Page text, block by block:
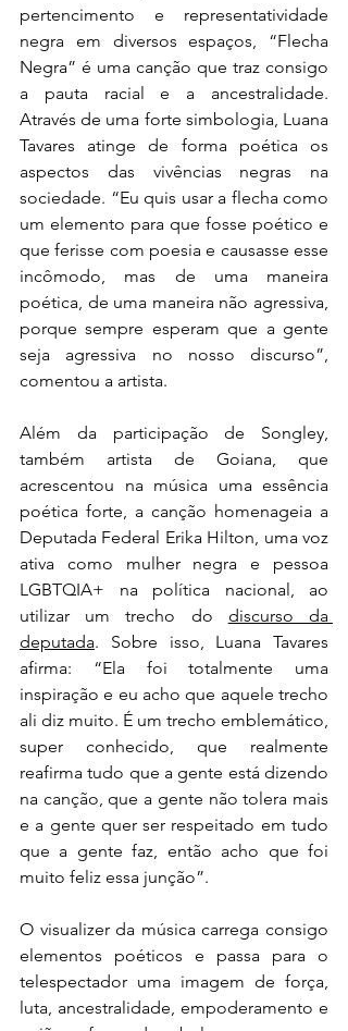
pertencimento e representatividade
negra em diversos espaços, “Flecha
Negra” é uma canção que traz consigo
a pauta racial e a ancestralidade.
Através de uma forte simbologia, Luana
Tavares atinge de forma poética os
aspectos das vivências negras na
sociedade. “Eu quis usar a flecha como
um elemento para que fosse poético e
que ferisse com poesia e causasse esse
incômodo, mas de uma maneira
poética, de uma maneira não agressiva,
porque sempre esperam que a gente
seja agressiva no nosso discurso”,
comentou a artista.
Além da participação de Songley,
também artista de Goiana, que
acrescentou na música uma essência
poética forte, a canção homenageia a
Deputada Federal Erika Hilton, uma voz
ativa como mulher negra e pessoa
LGBTQIA+ na política nacional, ao
utilizar um trecho do discurso da
deputada. Sobre isso, Luana Tavares
afirma: “Ela foi totalmente uma
inspiração e eu acho que aquele trecho
ali diz muito. É um trecho emblemático,
super conhecido, que realmente
reafirma tudo que a gente está dizendo
na canção, que a gente não tolera mais
e a gente quer ser respeitado em tudo
que a gente faz, então acho que foi
muito feliz essa junção”.
O visualizer da música carrega consigo
elementos poéticos e passa para o
telespectador uma imagem de força,
luta, ancestralidade, empoderamento e